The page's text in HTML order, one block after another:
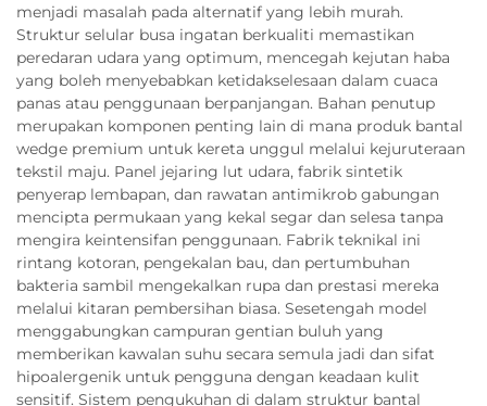
menjadi masalah pada alternatif yang lebih murah.
Struktur selular busa ingatan berkualiti memastikan
peredaran udara yang optimum, mencegah kejutan haba
yang boleh menyebabkan ketidakselesaan dalam cuaca
panas atau penggunaan berpanjangan. Bahan penutup
merupakan komponen penting lain di mana produk bantal
wedge premium untuk kereta unggul melalui kejuruteraan
tekstil maju. Panel jejaring lut udara, fabrik sintetik
penyerap lembapan, dan rawatan antimikrob gabungan
mencipta permukaan yang kekal segar dan selesa tanpa
mengira keintensifan penggunaan. Fabrik teknikal ini
rintang kotoran, pengekalan bau, dan pertumbuhan
bakteria sambil mengekalkan rupa dan prestasi mereka
melalui kitaran pembersihan biasa. Sesetengah model
menggabungkan campuran gentian buluh yang
memberikan kawalan suhu secara semula jadi dan sifat
hipoalergenik untuk pengguna dengan keadaan kulit
sensitif. Sistem pengukuhan di dalam struktur bantal